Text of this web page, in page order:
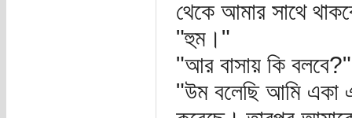
থেকে আমার সাথে
"হুম।"
"আর বাসায় কি বলবে?"
"উম বলেছি আমি একা